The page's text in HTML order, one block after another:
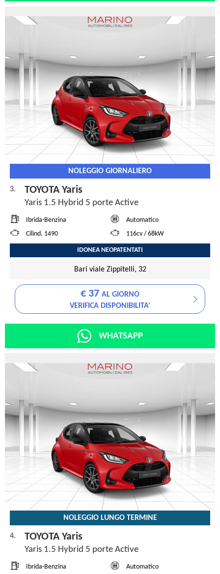
NOLEGGIO GIORNALIERO
3. TOYOTA Yaris
Yaris 1.5 Hybrid 5 porte Active
Ibrida-Benzina
Automatico
Cilind. 1490
116cv / 68kW
IDONEA NEOPATENTATI
Bari viale Zippitelli, 32
€ 37 AL GIORNO
VERIFICA DISPONIBILITA'
WHATSAPP
NOLEGGIO LUNGO TERMINE
4. TOYOTA Yaris
Yaris 1.5 Hybrid 5 porte Active
Ibrida-Benzina Automatico